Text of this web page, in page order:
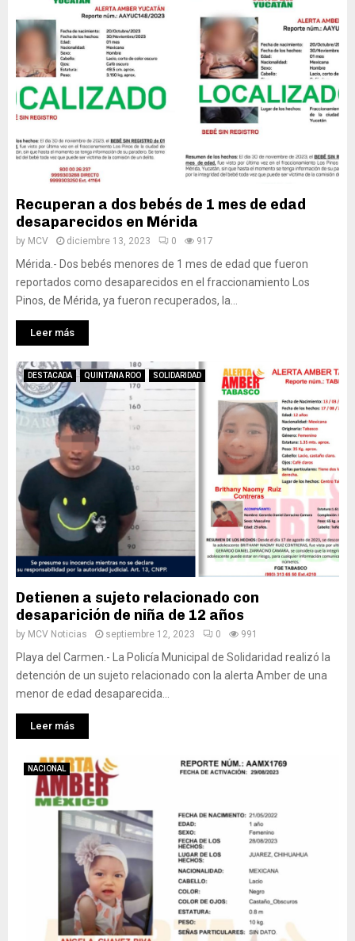
Recuperan a dos bebés de 1 mes de edad
desaparecidos en Mérida
by MCV diciembre 13, 2023 0 917
Mérida.- Dos bebés menores de 1 mes de edad que fueron
reportados como desaparecidos en el fraccionamiento Los
Pinos, de Mérida, ya fueron recuperados, la...
Leer más
DESTACADA QUINTANA ROO SOLIDARIDAD
Detienen a sujeto relacionado con
desaparición de niña de 12 años
by MCV Noticias septiembre 12, 2023 0 991
Playa del Carmen.- La Policía Municipal de Solidaridad realizó la
detención de un sujeto relacionado con la alerta Amber de una
menor de edad desaparecida...
Leer más
NACIONAL